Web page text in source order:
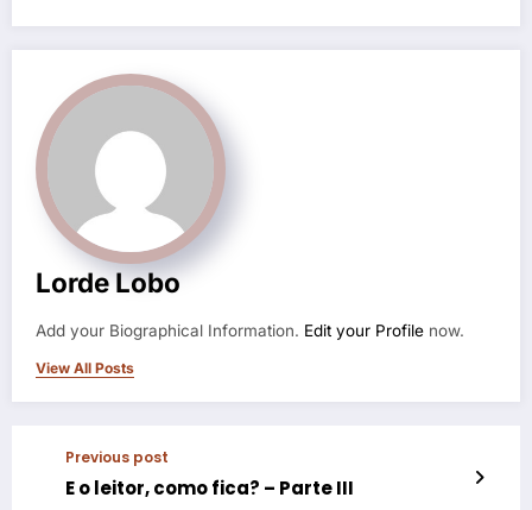
Lorde Lobo
Add your Biographical Information. Edit your Profile now.
View All Posts
Previous post
E o leitor, como fica? – Parte III